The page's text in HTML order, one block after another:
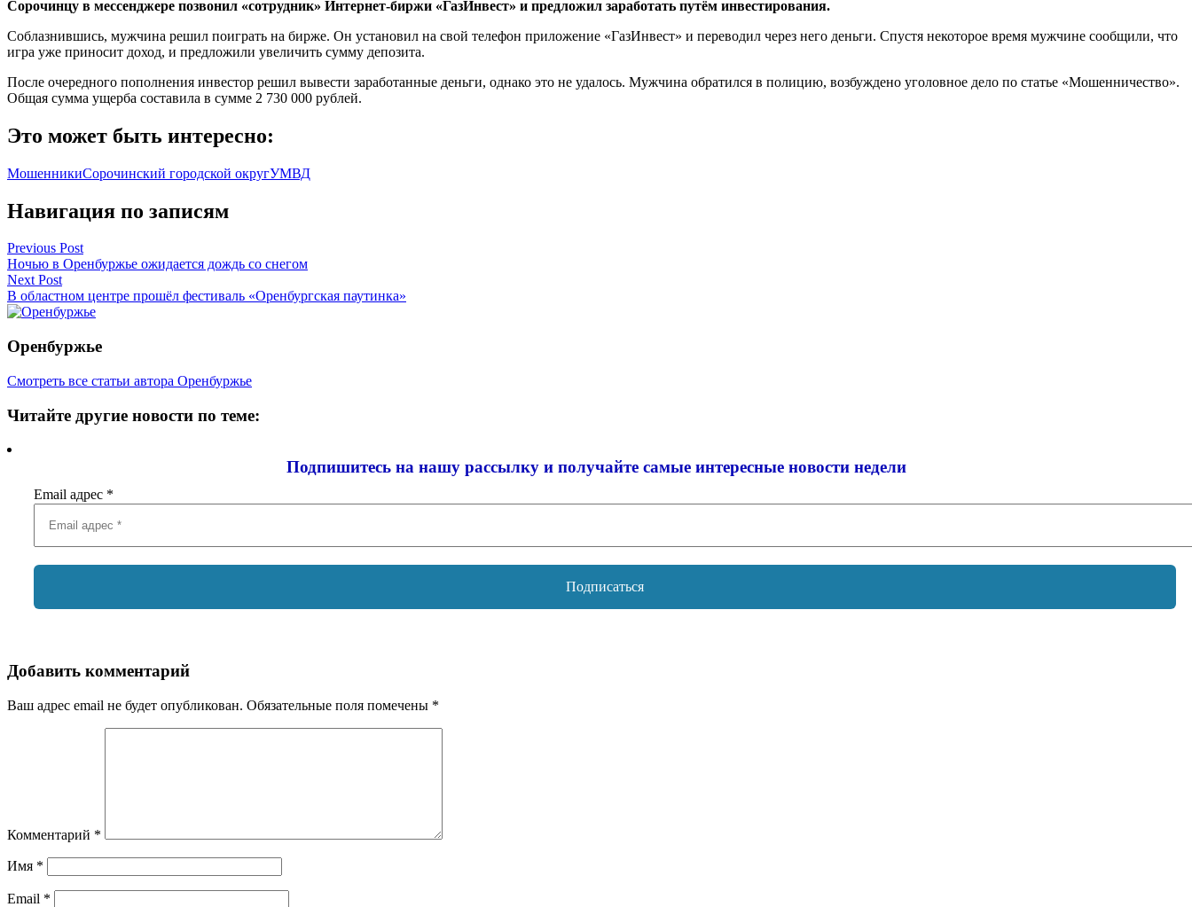
Сорочинцу в мессенджере позвонил «сотрудник» Интернет-биржи «ГазИнвест» и предложил заработать путём инвестирования.
Соблазнившись, мужчина решил поиграть на бирже. Он установил на свой телефон приложение «ГазИнвест» и переводил через него деньги. Спустя некоторое время мужчине сообщили, что
игра уже приносит доход, и предложили увеличить сумму депозита.
После очередного пополнения инвестор решил вывести заработанные деньги, однако это не удалось. Мужчина обратился в полицию, возбуждено уголовное дело по статье «Мошенничество».
Общая сумма ущерба составила в сумме 2 730 000 рублей.
Это может быть интересно:
МошенникиСорочинский городской округУМВД
Навигация по записям
Previous Post
Ночью в Оренбуржье ожидается дождь со снегом
Next Post
В областном центре прошёл фестиваль «Оренбургская паутинка»
Оренбуржье
Смотреть все статьи автора Оренбуржье
Читайте другие новости по теме:
Подпишитесь на нашу рассылку и получайте самые интересные новости недели
Email адрес *
Добавить комментарий
Ваш адрес email не будет опубликован. Обязательные поля помечены *
Комментарий *
Имя *
Email *